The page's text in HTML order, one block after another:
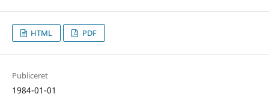
HTML PDF
Publiceret
1984-01-01